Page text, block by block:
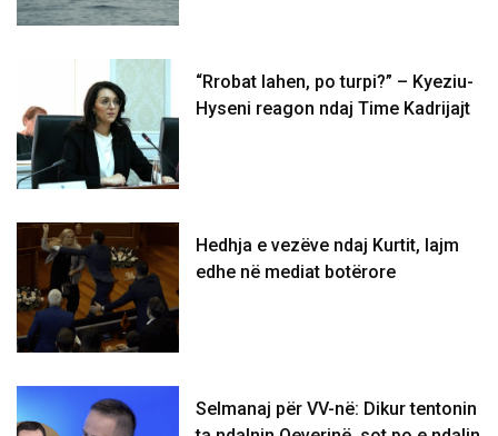
“Rrobat lahen, po turpi?” – Kyeziu-
Hyseni reagon ndaj Time Kadrijajt
Hedhja e vezëve ndaj Kurtit, lajm
edhe në mediat botërore
Selmanaj për VV-në: Dikur tentonin